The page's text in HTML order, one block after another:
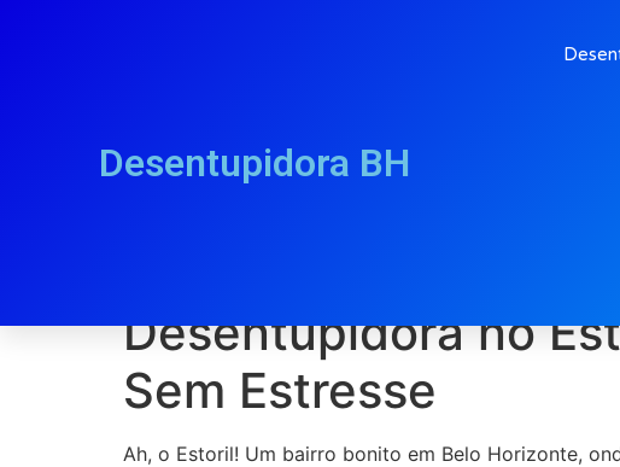
Desentupidora BH
Desentupidora no
Sem Estresse
Ah, o Estoril! Um bairro bonito em Belo Horizonte,